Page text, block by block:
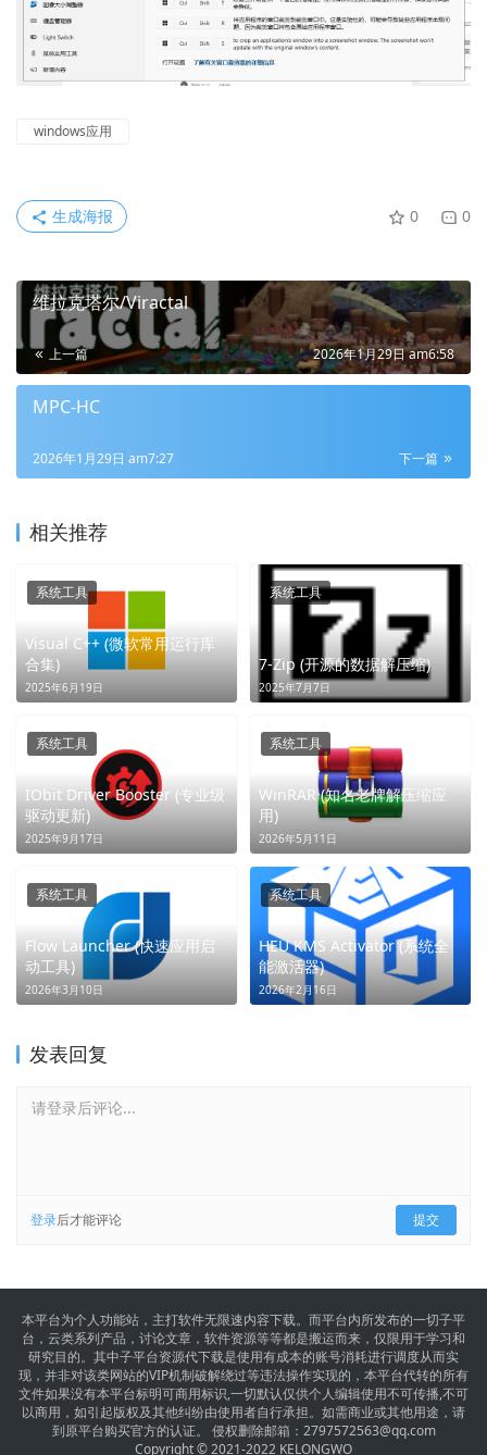
windows应用
0 0
生成海报
维拉克塔尔/Viractal
上一篇 2026年1月29日 am6:58
MPC-HC
下一篇
2026年1月29日 am7:27
相关推荐
Visual C++ (微软常用运行库
合集)
2025年6月19日
系统工具
7-Zip (开源的数据解压缩)
2025年7月7日
系统工具
IObit Driver Booster (专业级
驱动更新)
2025年9月17日
系统工具
WinRAR (知名老牌解压缩应
用)
2026年5月11日
系统工具
Flow Launcher (快速应用启
动工具)
2026年3月10日
系统工具
HEU KMS Activator (系统全
能激活器)
2026年2月16日
系统工具
发表回复
请登录后评论...
登录后才能评论 提交
本平台为个人功能站，主打软件无限速内容下载。而平台内所发布的一切子平
台，云类系列产品，讨论文章，软件资源等等都是搬运而来，仅限用于学习和
研究目的。其中子平台资源代下载是使用有成本的账号消耗进行调度从而实
现，并非对该类网站的VIP机制破解绕过等违法操作实现的，本平台代转的所有
文件如果没有本平台标明可商用标识,一切默认仅供个人编辑使用不可传播,不可
以商用，如引起版权及其他纠纷由使用者自行承担。如需商业或其他用途，请
到原平台购买官方的认证。 侵权删除邮箱： 2797572563@qq.com
Copyright © 2021-2022 KELONGWO